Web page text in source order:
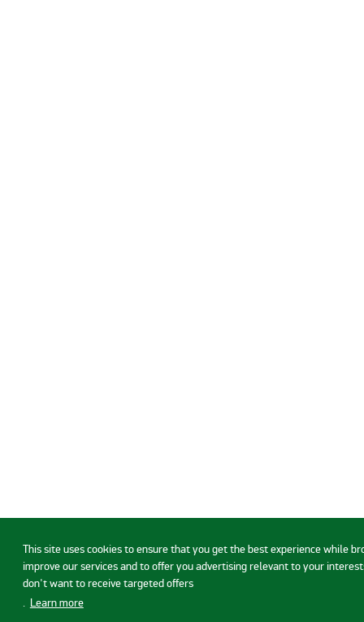
This site uses cookies to ensure that you get the best experience while
improve our services and to offer you advertising relevant to your
don't want to receive targeted offers
. Learn more